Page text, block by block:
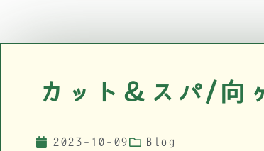
カット＆スパ/向
2023-10-09 Blog